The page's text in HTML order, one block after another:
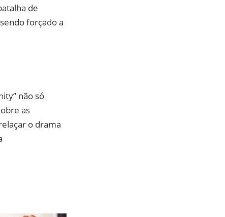
de
forçado a
não só
as
o drama